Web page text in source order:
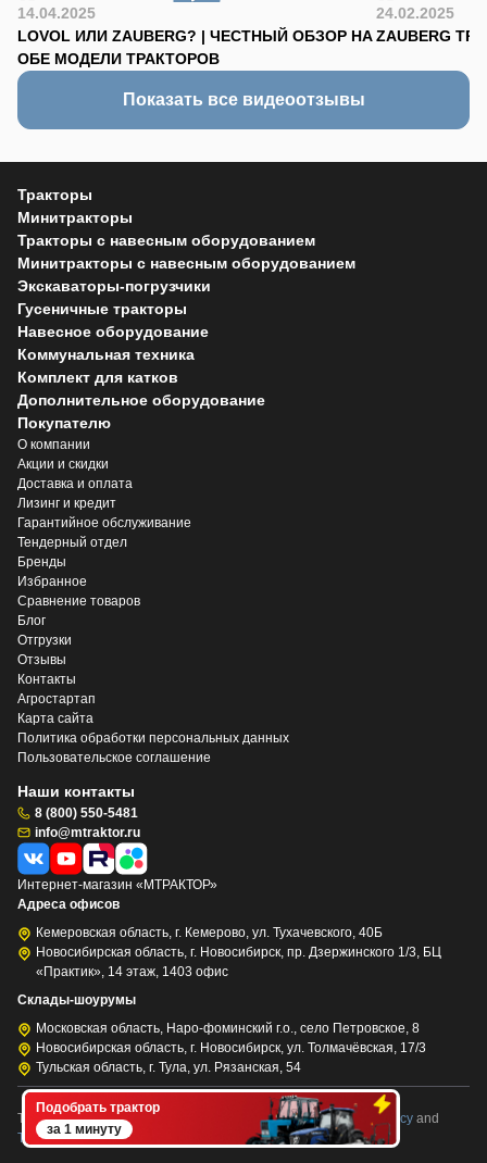
14.04.2025
LOVOL ИЛИ ZAUBERG? | ЧЕСТНЫЙ ОБЗОР НА
ОБЕ МОДЕЛИ ТРАКТОРОВ
24.02.2025
ZAUBERG
Показать все видеоотзывы
Тракторы
Минитракторы
Тракторы с навесным оборудованием
Минитракторы с навесным оборудованием
Экскаваторы-погрузчики
Гусеничные тракторы
Навесное оборудование
Коммунальная техника
Комплект для катков
Дополнительное оборудование
Покупателю
О компании
Акции и скидки
Доставка и оплата
Лизинг и кредит
Гарантийное обслуживание
Тендерный отдел
Бренды
Избранное
Сравнение товаров
Блог
Отгрузки
Отзывы
Контакты
Агростартап
Карта сайта
Политика обработки персональных данных
Пользовательское соглашение
Наши контакты
8 (800) 550-5481
info@mtraktor.ru
Интернет-магазин «МТРАКТОР»
Адреса офисов
Кемеровская область, г. Кемерово, ул. Тухачевского, 40Б
Новосибирская область, г. Новосибирск, пр. Дзержинского 1/3, БЦ
«Практик», 14 этаж, 1403 офис
Склады-шоурумы
Московская область, Наро-фоминский г.о., село Петровское, 8
Новосибирская область, г. Новосибирск, ул. Толмачёвская, 17/3
Тульская область, г. Тула, ул. Рязанская, 54
This site is protected by reCAPTCHA and the GooglePrivacy Policy and
Terms of Serviceapply.
Подобрать трактор
за 1 минуту